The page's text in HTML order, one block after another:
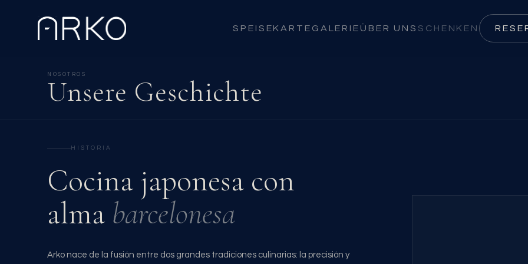
SPEISEKARTE GALERIEÜBER UNSSCHENKEN
NOSOTROS
Unsere Geschichte
HISTORIA
Cocina japonesa con
alma barcelonesa
Arko nace de la fusión entre dos grandes tradiciones culinarias: la precisión y